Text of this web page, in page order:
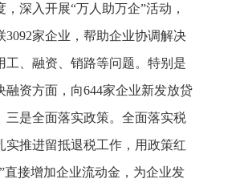
深入开展“万人助万企”活动，
3092家企业，帮助企业协调解决
工、融资、销路等问题。特别是
融资方面，向644家企业新发放贷
三是全面落实政策。全面落实税
实推进留抵退税工作，用政策红
直接增加企业流动金，为企业发